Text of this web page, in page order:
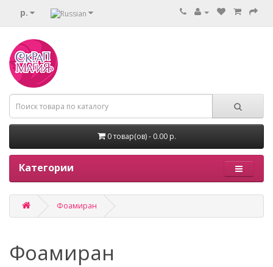
р.
0 товар(ов) - 0.00 р.
Категории
Фоамиран
Фоамиран